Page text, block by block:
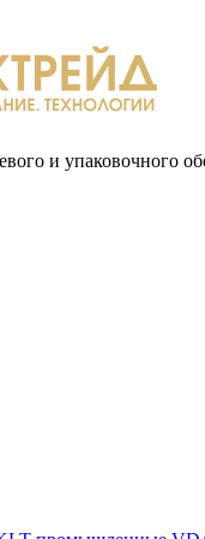
и упаковочного